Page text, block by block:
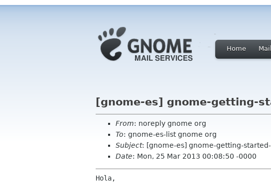
Home
[gnome-es] gnome-getting-
From: noreply gnome org
To: gnome-es-list gnome org
Subject: [gnome-es] gnome-getting-
Date: Mon, 25 Mar 2013 00:08:50 -0000
Hola,